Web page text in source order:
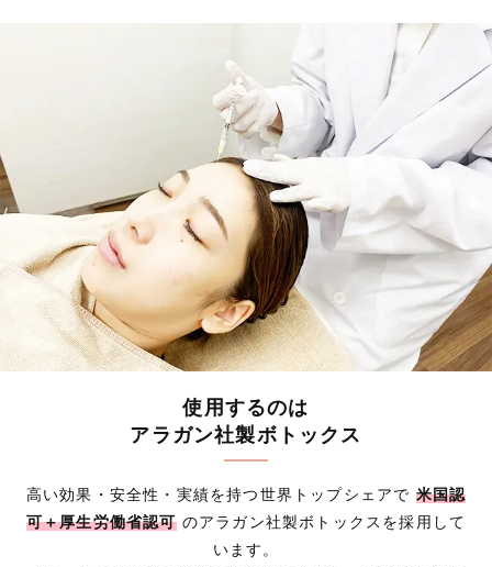
使用するのは
アラガン社製ボトックス
高い効果・安全性・実績を持つ世界トップシェアで 米国認
可＋厚生労働省認可のアラガン社製ボトックスを採用して
います。